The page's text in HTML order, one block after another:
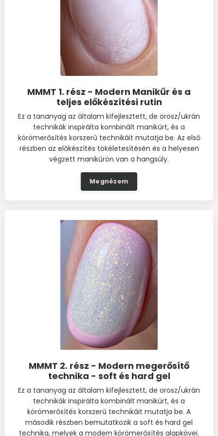
MMMT 1. rész - Modern Manikűr és a
teljes előkészítési rutin
Ez a tananyag az általam kifejlesztett, de orosz/ukrán
technikák inspirálta kombinált manikűrt, és a
körömerősítés korszerű technikáit mutatja be. Az első
részben az előkészítés tökéletesítésén és a helyesen
végzett manikűrön van a hangsúly.
Megnézem
MMMT 2. rész - Modern megerősítő
technika - soft és hard gel
Ez a tananyag az általam kifejlesztett, de orosz/ukrán
technikák inspirálta kombinált manikűrt, és a
körömerősítés korszerű technikáit mutatja be. A
második részben bemutatkozik a soft és hard gel
technika, melyek a modern körömerősítés alapkövei.